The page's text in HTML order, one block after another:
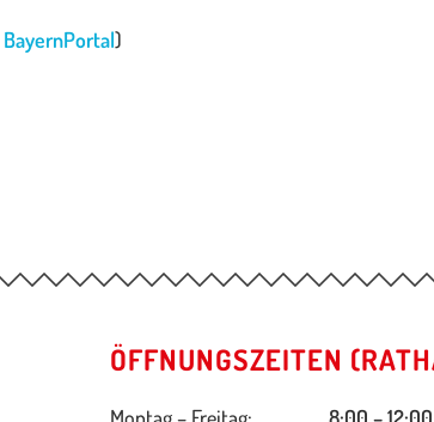
BayernPortal)
ÖFFNUNGSZEITEN